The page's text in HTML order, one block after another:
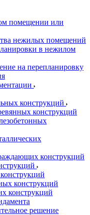
помещении или
нежилых помещений
в нежилом
на перепланировку
конструкций
конструкций
конструкций
конструкций
конструкций
решение